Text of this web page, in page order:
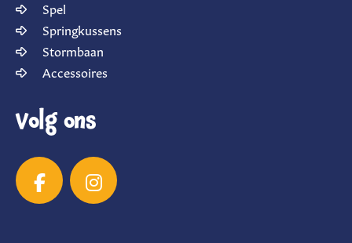
Spel
Springkussens
Stormbaan
Accessoires
Volg ons